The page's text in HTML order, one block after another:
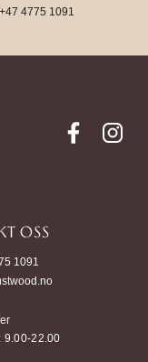
+47 4775 1091
OSS
1091
9.00-22.00